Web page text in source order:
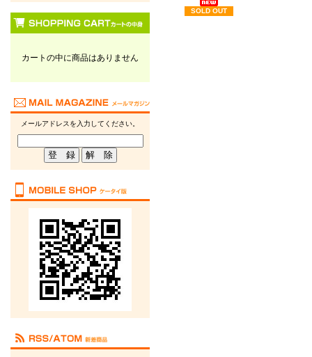
カートの中に商品はありません
メールアドレスを入力してください。
SOLD OUT